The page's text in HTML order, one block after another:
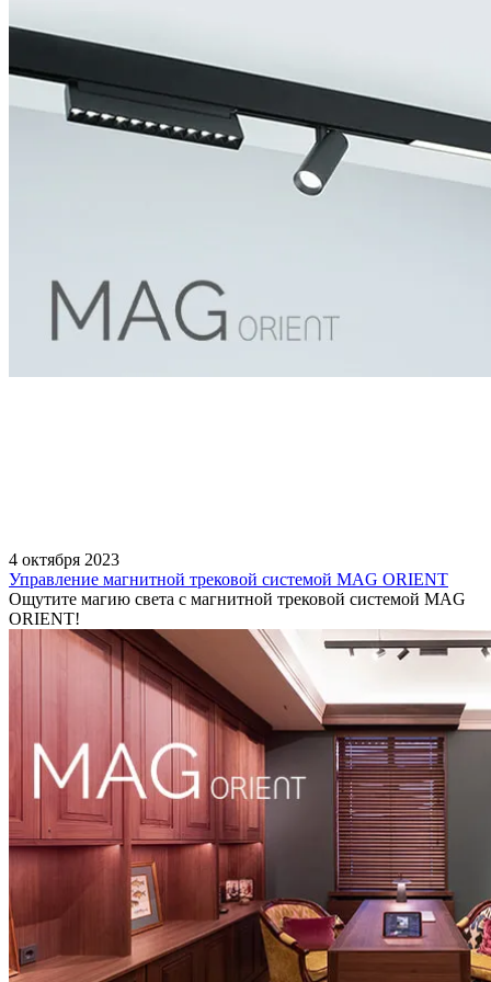
4 октября 2023
Управление магнитной трековой системой MAG ORIENT
Ощутите магию света с магнитной трековой системой MAG
ORIENT!